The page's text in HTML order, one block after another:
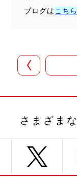
ブログは こち
さまざま